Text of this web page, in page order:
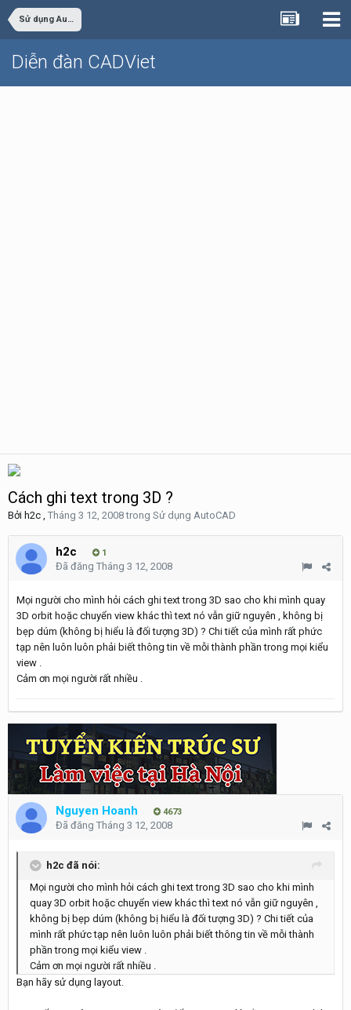
Sử dụng AutoCAD
Diễn đàn CADViet
Cách ghi text trong 3D ?
Bởi h2c , Tháng 3 12, 2008trong Sử dụng AutoCAD
h2c 1
Đã đăng Tháng 3 12, 2008
Mọi người cho mình hỏi cách ghi text trong 3D sao cho khi mình quay
3D orbit hoặc chuyển view khác thì text nó vẫn giữ nguyên , không bị
bẹp dúm (không bị hiểu là đối tượng 3D) ? Chi tiết của mình rất phức
tạp nên luôn luôn phải biết thông tin về mỗi thành phần trong mọi kiểu
view .
Cảm ơn mọi người rất nhiều .
Nguyen Hoanh 4673
Đã đăng Tháng 3 12, 2008
h2c đã nói:
Mọi người cho mình hỏi cách ghi text trong 3D sao cho khi mình
quay 3D orbit hoặc chuyển view khác thì text nó vẫn giữ nguyên ,
không bị bẹp dúm (không bị hiểu là đối tượng 3D) ? Chi tiết của
mình rất phức tạp nên luôn luôn phải biết thông tin về mỗi thành
phần trong mọi kiểu view .
Cảm ơn mọi người rất nhiều .
Bạn hãy sử dụng layout.